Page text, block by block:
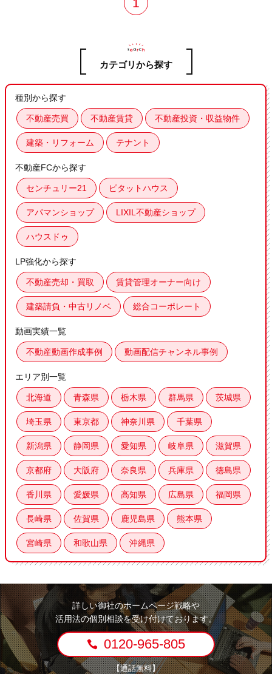
1
カテゴリから探す
種別から探す
不動産売買 不動産賃貸 不動産投資・収益物件
建築・リフォーム テナント
不動産FCから探す
センチュリー21 ピタットハウス
アパマンショップ LIXIL不動産ショップ
ハウスドゥ
LP強化から探す
不動産売却・買取 賃貸管理オーナー向け
建築請負・中古リノベ 総合コーポレート
動画実績一覧
不動産動画作成事例 動画配信チャンネル事例
エリア別一覧
北海道 青森県 栃木県 群馬県 茨城県
埼玉県 東京都 神奈川県 千葉県
新潟県 静岡県 愛知県 岐阜県 滋賀県
京都府 大阪府 奈良県 兵庫県 徳島県
香川県 愛媛県 高知県 広島県 福岡県
長崎県 佐賀県 鹿児島県 熊本県
宮崎県 和歌山県 沖縄県
詳しい御社のホームページ戦略や
活用法の個別相談を受け付けております。
0120-965-805
【通話無料】